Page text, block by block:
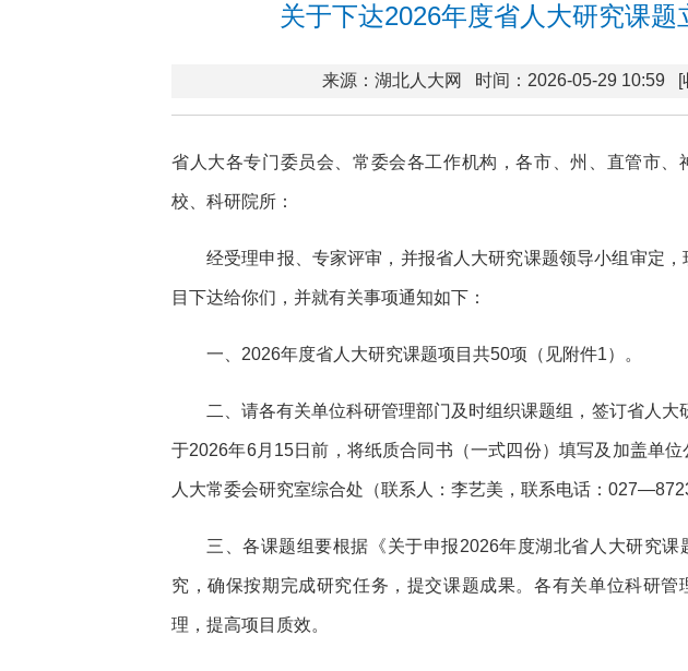
关于下达2026年度省人大研究课题
来源：湖北人大网 时间：2026-05-29 10:59 [
省人大各专门委员会、常委会各工作机构，各市、州、直管市、
校、科研院所：
经受理申报、专家评审，并报省人大研究课题领导小组审定
目下达给你们，并就有关事项通知如下：
一、2026年度省人大研究课题项目共50项（见附件1）。
二、请各有关单位科研管理部门及时组织课题组，签订省人
于2026年6月15日前，将纸质合同书（一式四份）填写及加盖单
人大常委会研究室综合处（联系人：李艺美，联系电话：
三、各课题组要根据《关于申报2026年度湖北省人大研究
究，确保按期完成研究任务，提交课题成果。各有关单位科研
理，提高项目质效。